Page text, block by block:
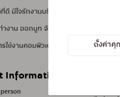
ตั้งค่าคุ
ดี มีใจรักงานบริการ มีวินัย ตรงต่อเวลา
ำงาน ออกบูท จัดกิจกรรมทางการตลาดน
ใช้งานคอมพิวเตอร์เบื้องต้น